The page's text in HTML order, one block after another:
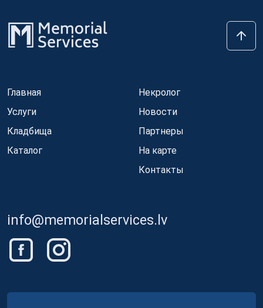
Главная
Услуги
Кладбища
Каталог
Некролог
Новости
Партнеры
На карте
Контакты
info@memorialservices.lv